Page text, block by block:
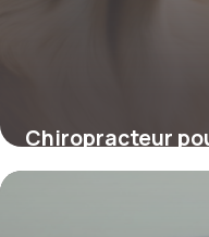
Chiropracteur
chiropraxie